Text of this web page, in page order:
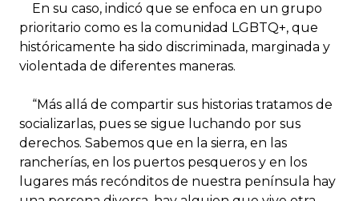
En su caso, indicó que se enfoca en un grupo
prioritario como es la comunidad LGBTQ+, que
históricamente ha sido discriminada, marginada y
violentada de diferentes maneras.
“Más allá de compartir sus historias tratamos de
socializarlas, pues se sigue luchando por sus
derechos. Sabemos que en la sierra, en las
rancherías, en los puertos pesqueros y en los
lugares más recónditos de nuestra península hay